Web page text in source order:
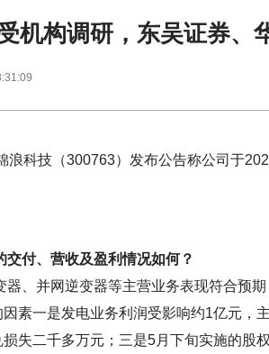
机构调研，东吴证券、
浪科技（300763）发布公告称公司于
付、营收及盈利情况如何？
、并网逆变器等主营业务表现符合预
素一是发电业务利润受影响约1亿元，
失二千多万元；三是5月下旬实施的股